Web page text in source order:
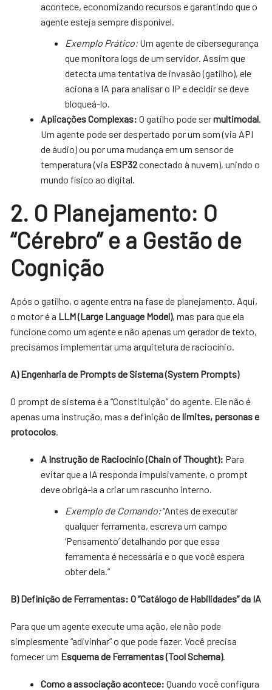
acontece, economizando recursos e garantindo que o
agente esteja sempre disponível.
Exemplo Prático:Um agente de cibersegurança
que monitora logs de um servidor. Assim que
detecta uma tentativa de invasão (gatilho), ele
aciona a IA para analisar o IP e decidir se deve
bloqueá-lo.
Aplicações Complexas: O gatilho pode sermultimodal
Um agente pode ser despertado por um som (via API
de áudio) ou por uma mudança em um sensor de
temperatura (via ESP32conectado à nuvem), unindo o
mundo físico ao digital.
2. O Planejamento: O
“Cérebro” e a Gestão de
Cognição
Após o gatilho, o agente entra na fase de planejamento. Aqui,
o motor é a LLM (Large Language Model), mas para que ela
funcione como um agente e não apenas um gerador de texto,
precisamos implementar uma arquitetura de raciocínio.
A) Engenharia de Prompts de Sistema (System Prompts)
O prompt de sistema é a “Constituição” do agente. Ele não é
apenas uma instrução, mas a definição delimites, personas e
protocolos
A Instrução de Raciocínio (Chain of Thought): Para
evitar que a IA responda impulsivamente, o prompt
deve obrigá-la a criar um rascunho interno.
Exemplo de Comando:“Antes de executar
qualquer ferramenta, escreva um campo
‘Pensamento’ detalhando por que essa
ferramenta é necessária e o que você espera
obter dela.”
B) Definição de Ferramentas: O “Catálogo de Habilidades” da IA
Para que um agente execute uma ação, ele não pode
simplesmente “adivinhar” o que pode fazer. Você precisa
fornecer um Esquema de Ferramentas (Tool Schema).
Como a associação acontece: Quando você configura